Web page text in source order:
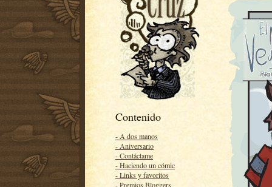
Contenido
- A dos manos
- Aniversario
- Contáctame
- Haciendo un cómic
- Links y favoritos
- Premios Bloggers